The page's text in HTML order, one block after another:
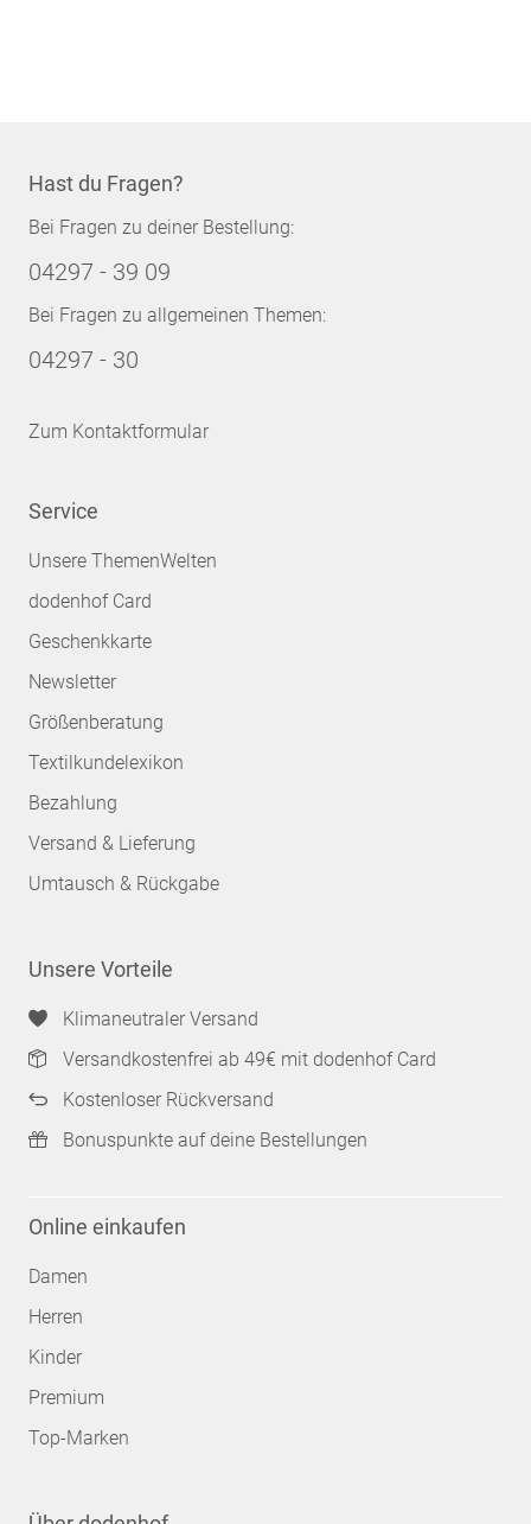
Hast du Fragen?
Bei Fragen zu deiner Bestellung:
04297 - 39 09
Bei Fragen zu allgemeinen Themen:
04297 - 30
Zum Kontaktformular
Service
Unsere ThemenWelten
dodenhof Card
Geschenkkarte
Newsletter
Größenberatung
Textilkundelexikon
Bezahlung
Versand & Lieferung
Umtausch & Rückgabe
Unsere Vorteile
Klimaneutraler Versand
Versandkostenfrei ab 49€ mit dodenhof Card
Kostenloser Rückversand
Bonuspunkte auf deine Bestellungen
Online einkaufen
Damen
Herren
Kinder
Premium
Top-Marken